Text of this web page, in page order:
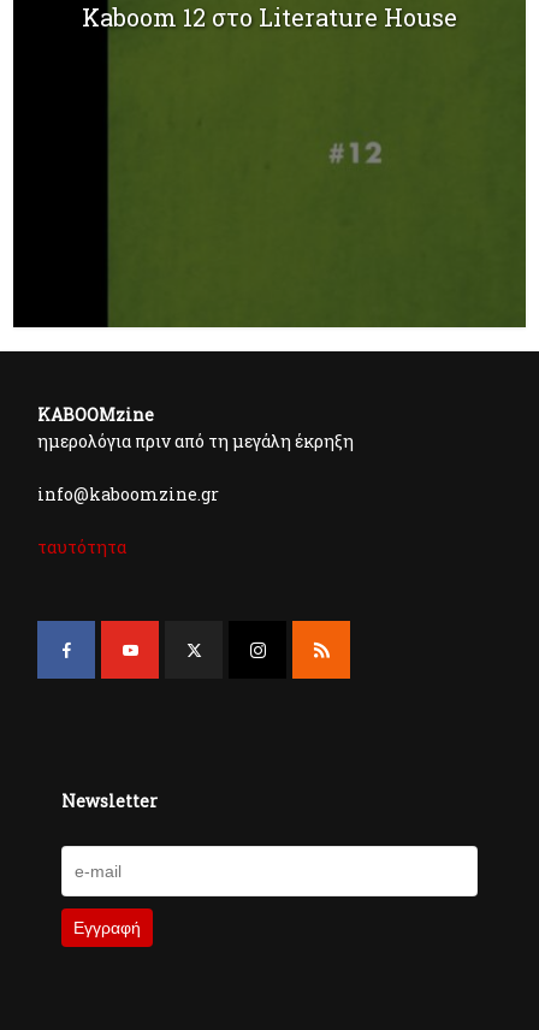
Kaboom 12 στο Literature House
KABOOMzine
ημερολόγια πριν από τη μεγάλη έκρηξη
info@kaboomzine.gr
ταυτότητα
Newsletter